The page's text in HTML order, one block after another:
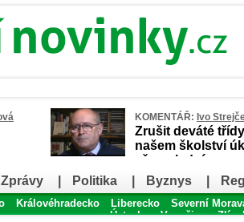
KOMENTÁŘ: Ivo
Zrušit deváté
našem školství
až poslední
Zprávy Politika Byznys
Královéhradecko Liberecko Severní
Ústecko
Vysočina